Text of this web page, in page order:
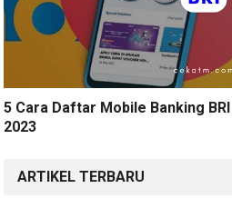
5 Cara Daftar Mobile Banking
2023
ARTIKEL TERBARU